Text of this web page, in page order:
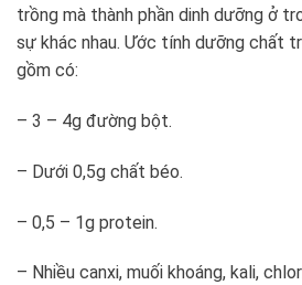
trồng mà thành phần dinh dưỡng ở
sự khác nhau. Ước tính dưỡng chất
gồm có:
– 3 – 4g đường bột.
– Dưới 0,5g chất béo.
– 0,5 – 1g protein.
– Nhiều canxi, muối khoáng, kali,